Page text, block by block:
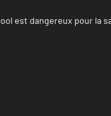
est dangereux pour